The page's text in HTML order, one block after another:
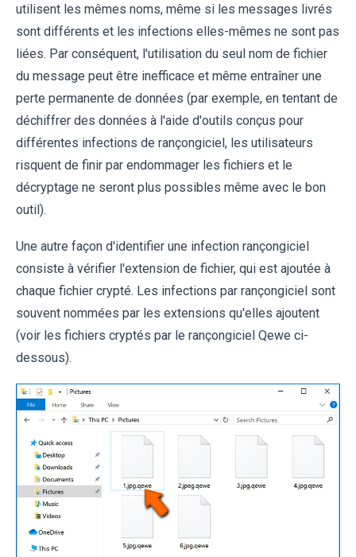
utilisent les mêmes noms, même si les messages livrés
sont différents et les infections elles-mêmes ne sont pas
liées. Par conséquent, l'utilisation du seul nom de fichier
du message peut être inefficace et même entraîner une
perte permanente de données (par exemple, en tentant de
déchiffrer des données à l'aide d'outils conçus pour
différentes infections de rançongiciel, les utilisateurs
risquent de finir par endommager les fichiers et le
décryptage ne seront plus possibles même avec le bon
outil).
Une autre façon d'identifier une infection rançongiciel
consiste à vérifier l'extension de fichier, qui est ajoutée à
chaque fichier crypté. Les infections par rançongiciel sont
souvent nommées par les extensions qu'elles ajoutent
(voir les fichiers cryptés par le rançongiciel Qewe ci-
dessous).